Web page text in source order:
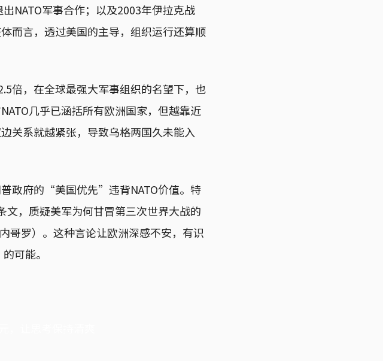
NATO军事合作；以及2003年伊拉克战
而言，透过美国的主导，组织运行还算顺
倍，在全球最强大军事组织的名望下，也
几乎已涵括所有欧洲国家，但越靠近
关系就越紧张，导致乌格两国久未能入
政府的“美国优先”违背NATO价值。特
文，质疑美军为何甘冒第三次世界大战的
哥罗）。这种言论让欧洲深感不安，有识
可能。